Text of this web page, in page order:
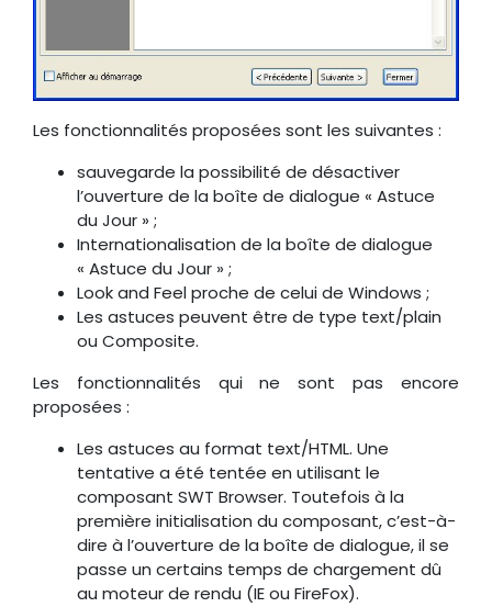
Les fonctionnalités proposées sont les suivantes :
sauvegarde la possibilité de désactiver
l’ouverture de la boîte de dialogue « Astuce
du Jour » ;
Internationalisation de la boîte de dialogue
« Astuce du Jour » ;
Look and Feel proche de celui de Windows ;
Les astuces peuvent être de type text/plain
ou Composite.
Les fonctionnalités qui ne sont pas encore
proposées :
Les astuces au format text/HTML. Une
tentative a été tentée en utilisant le
composant SWT Browser. Toutefois à la
première initialisation du composant, c’est-à-
dire à l’ouverture de la boîte de dialogue, il se
passe un certains temps de chargement dû
au moteur de rendu (IE ou FireFox).